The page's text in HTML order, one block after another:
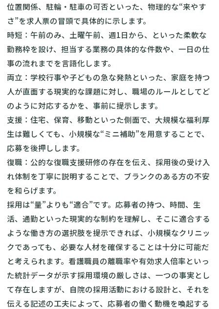
位置関係、駐輪・駐車の可否といった、物理的な“来やす
さ”を求人票の冒頭で具体的に示します。
時短：午前のみ、土曜午前、週1日から、といった柔軟な
勤務枠を設け、担当する業務の具体的な件数や、一日の仕
事の流れまでを言語化します。
両立：学校行事や子どもの急な発熱といった、家庭を持つ
人が直面する現実的な課題に対し、職場のルールとしてど
のように対応するかを、事前に提示します。
支援：住宅、保育、移動といった側面で、大規模な福利厚
生は難しくても、小規模な“ミニ補助”を用意することで、
応募を後押しします。
復職：公的な復職支援研修の存在を伝え、採用後の受け入
れ体制を丁寧に説明することで、ブランクのある方の不安
を和らげます。
採用は“量”よりも“適合”です。応募者の持つ、時間、生
活、通勤といった現実的な制約を理解し、そこに適合する
ような働き方の選択肢を提示できれば、小規模なクリニッ
クであっても、必要な人材を確保することは十分に可能だ
と考えられます。看護職員の離職率や有効求人倍率といっ
た統計データが示す採用環境の厳しさは、一つの事実とし
て存在しますが、自院の採用活動における設計と、それを
伝える記述の工夫によって、応募者の働く動機を喚起する